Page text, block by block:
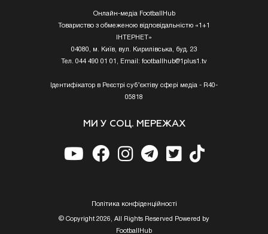
Онлайн-медіа FootballHub
Товариство з обмеженою відповідальністю «1+1
ІНТЕРНЕТ»
04080, м. Київ, вул. Кирилівська, буд. 23
Тел. 044 490 01 01, Email: footballhub@1plus1.tv
Ідентифікатор в Реєстрі суб’єктіву сфері медіа - R40-
05818
МИ У СОЦ. МЕРЕЖАХ
Полiтика конфiденцiйностi
© Copyright 2026, All Rights Reserved Powered by
FootballHub